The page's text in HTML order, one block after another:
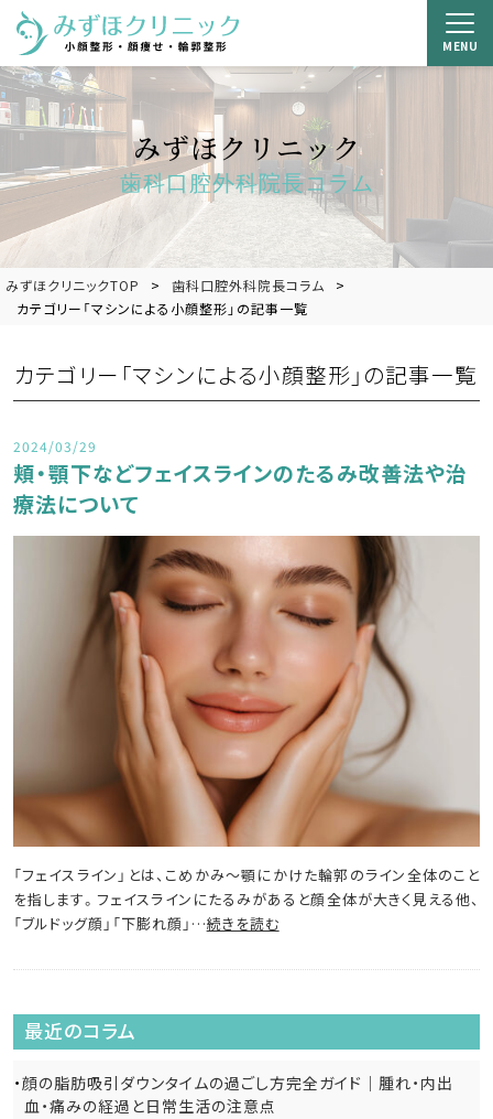
MENU
みずほクリニック
歯科口腔外科院長コラム
みずほクリニックTOP
歯科口腔外科院長コラム
カテゴリー「マシンによる小顔整形」の記事一覧
カテゴリー「マシンによる小顔整形」の記事一覧
2024/03/29
頬・顎下などフェイスラインのたるみ改善法や治
療法について
「フェイスライン」とは、こめかみ～顎にかけた輪郭のライン全体のこと
を指します。フェイスラインにたるみがあると顔全体が大きく見える他、
「ブルドッグ顔」「下膨れ顔」…続きを読む
最近のコラム
顔の脂肪吸引ダウンタイムの過ごし方完全ガイド｜腫れ・内出
血・痛みの経過と日常生活の注意点